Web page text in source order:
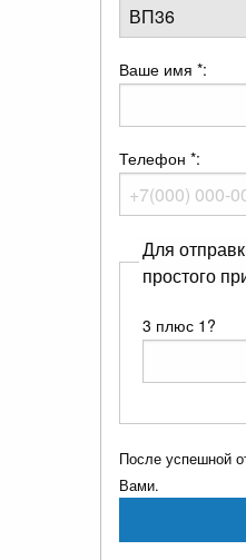
Ваше имя *:
Телефон *:
Для
простого
3 плюс 1?
После успешной
Вами.